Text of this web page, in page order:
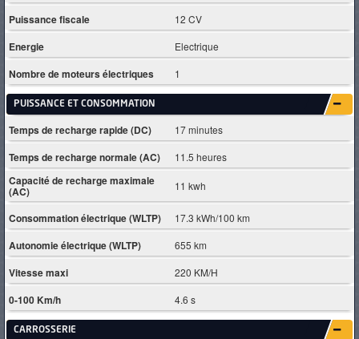
Puissance fiscale 12 CV
Energie Electrique
Nombre de moteurs électriques 1
PUISSANCE ET CONSOMMATION
Temps de recharge rapide (DC) 17 minutes
Temps de recharge normale (AC) 11.5 heures
Capacité de recharge maximale
(AC) 11 kwh
Consommation électrique (WLTP) 17.3 kWh/100 km
Autonomie électrique (WLTP) 655 km
Vitesse maxi 220 KM/H
0-100 Km/h 4.6 s
CARROSSERIE